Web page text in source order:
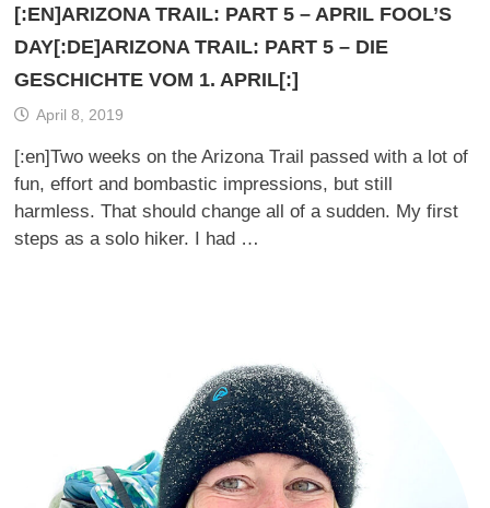
[:EN]ARIZONA TRAIL: PART 5 – APRIL FOOL’S
DAY[:DE]ARIZONA TRAIL: PART 5 – DIE
GESCHICHTE VOM 1. APRIL[:]
April 8, 2019
[:en]Two weeks on the Arizona Trail passed with a lot of
fun, effort and bombastic impressions, but still
harmless. That should change all of a sudden. My first
steps as a solo hiker. I had …